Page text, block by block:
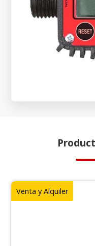
Venta y Alquiler